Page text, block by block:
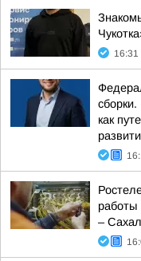
16:31
сборки.
как
работы
–